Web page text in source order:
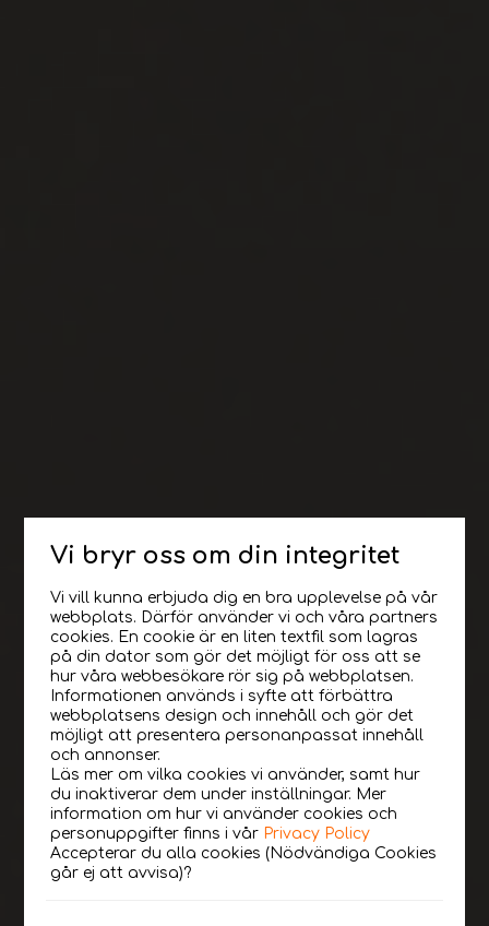
Influencer
Marketing
Boka möte
Vi hittar era Influencers
Vi bryr oss om din integritet
Vi vill kunna erbjuda dig en bra upplevelse på vår
webbplats. Därför använder vi och våra partners
cookies. En cookie är en liten textfil som lagras
på din dator som gör det möjligt för oss att se
hur våra webbesökare rör sig på webbplatsen.
Informationen används i syfte att förbättra
webbplatsens design och innehåll och gör det
möjligt att presentera personanpassat innehåll
och annonser.
Läs mer om vilka cookies vi använder, samt hur
du inaktiverar dem under inställningar. Mer
information om hur vi använder cookies och
personuppgifter finns i vår Privacy Policy
Accepterar du alla cookies (Nödvändiga Cookies
går ej att avvisa)?